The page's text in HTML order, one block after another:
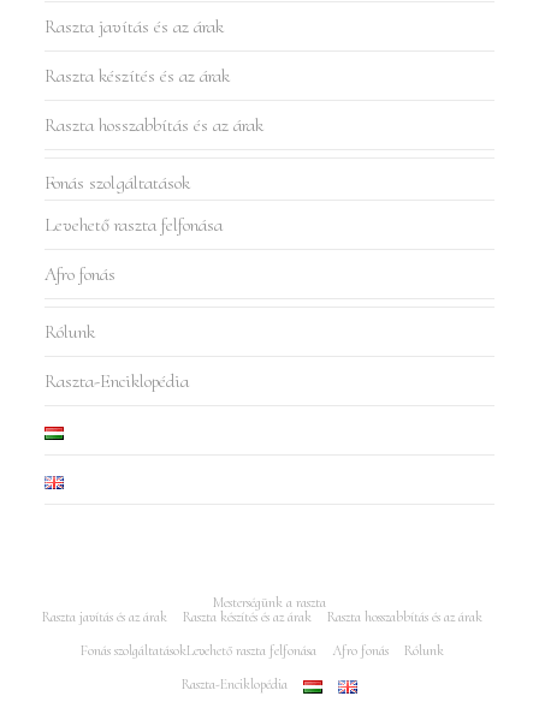
Raszta javítás és az árak
Raszta készítés és az árak
Raszta hosszabbítás és az árak
Fonás szolgáltatások
Levehető raszta felfonása
Afro fonás
Rólunk
Raszta-Enciklopédia
Mesterségünk a raszta
Raszta javítás és az árak
Raszta készítés és az árak
Raszta hosszabbítás és az árak
Fonás szolgáltatásokLevehető raszta felfonása Afro fonás
Rólunk
Raszta-Enciklopédia